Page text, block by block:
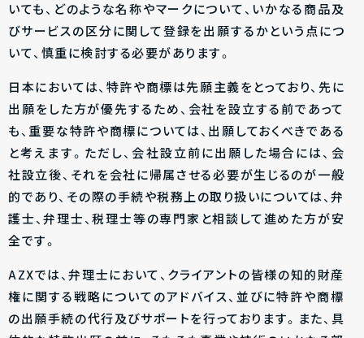
いても、どのような名称やマークについて、いかなる商品及
びサービスの区分に関して登録を出願するかという点につ
いて、慎重に検討する必要があります。
日本においては、特許や商標は先願主義をとっており、先に
出願をした方が優先するため、会社を設立する前であって
も、重要な特許や商標については、出願しておくべきである
と考えます。ただし、会社設立前に出願した場合には、会
社設立後、それを会社に帰属させる必要が生じるのが一般
的であり、その際の手続や税務上の取り扱いについては、弁
護士、弁理士、税理士等の専門家と相談して進めた方が安
全です。
AZXでは、弁理士において、クライアントの皆様の知的財産
権に関する戦略についてのアドバイス、並びに特許や商標
の出願手続の代行及びサポートを行っております。また、具